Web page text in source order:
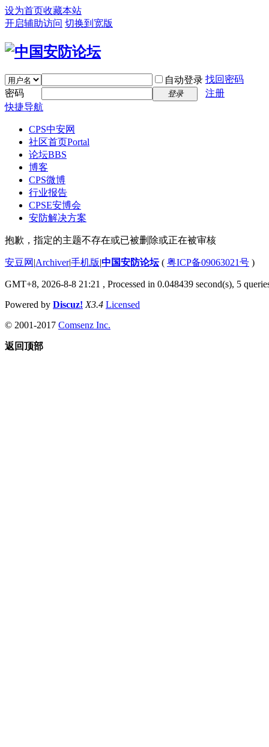
设为首页收藏本站
开启辅助访问 切换到宽版
自动登录 找回密码
密码
登录
注册
快捷导航
CPS中安网
社区首页Portal
论坛BBS
博客
CPS微博
行业报告
CPSE安博会
安防解决方案
抱歉，指定的主题不存在或已被删除或正在被审核
安豆网 |Archiver|手机版|中国安防论坛( 粤ICP备09063021号 )
GMT+8, 2026-8-8 21:21 , Processed in 0.048439 second(s), 5
Powered by Discuz! X3.4 Licensed
© 2001-2017 Comsenz Inc.
返回顶部